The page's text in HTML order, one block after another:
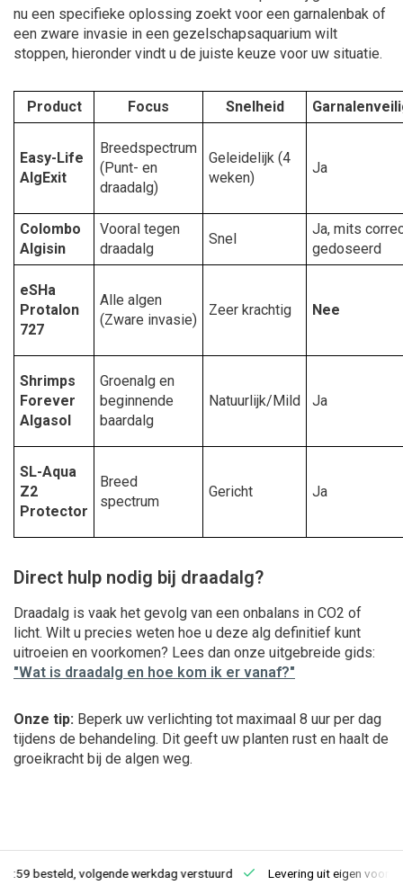
nu een specifieke oplossing zoekt voor een garnalenbak of
een zware invasie in een gezelschapsaquarium wilt
stoppen, hieronder vindt u de juiste keuze voor uw situatie.
Product Focus Snelheid
Easy-Life
AlgExit
Breedspectrum
(Punt- en
draadalg)
Geleidelijk (4
weken)
Ja
Colombo
Algisin
Vooral tegen
draadalg
Snel
Ja, mits
gedoseerd
eSHa
Protalon
727
Alle algen
(Zware invasie)
Zeer krachtig Nee
Shrimps
Forever
Algasol
Groenalg en
beginnende
baardalg
Natuurlijk/Mild Ja
SL-Aqua
Z2
Protector
Breed
spectrum
Gericht Ja
Direct hulp nodig bij draadalg?
Draadalg is vaak het gevolg van een onbalans in CO2 of
licht. Wilt u precies weten hoe u deze alg definitief kunt
uitroeien en voorkomen? Lees dan onze uitgebreide gids:
"Wat is draadalg en hoe kom ik er vanaf?"
Onze tip: Beperk uw verlichting tot maximaal 8 uur per dag
tijdens de behandeling. Dit geeft uw planten rust en haalt de
groeikracht bij de algen weg.
besteld, volgende werkdag verstuurd Levering uit eigen